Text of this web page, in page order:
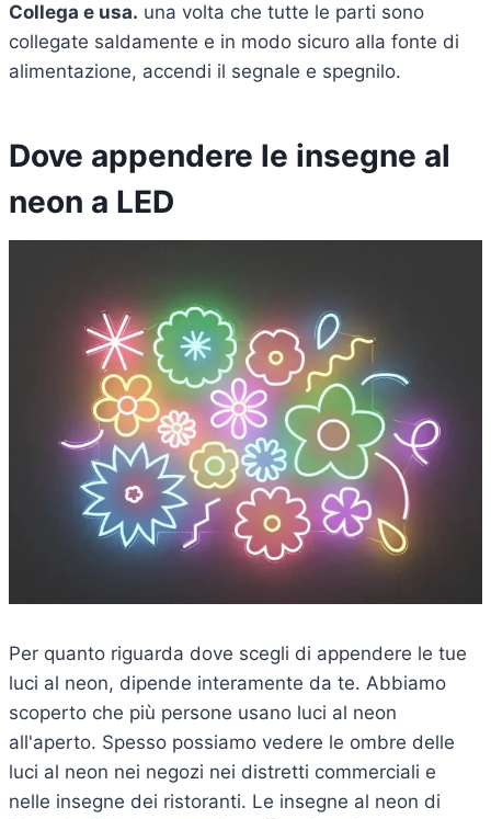
Collega e usa. una volta che tutte le parti sono
collegate saldamente e in modo sicuro alla fonte di
alimentazione, accendi il segnale e spegnilo.
Dove appendere le insegne al
neon a LED
Per quanto riguarda dove scegli di appendere le tue
luci al neon, dipende interamente da te. Abbiamo
scoperto che più persone usano luci al neon
all'aperto. Spesso possiamo vedere le ombre delle
luci al neon nei negozi nei distretti commerciali e
nelle insegne dei ristoranti. Le insegne al neon di